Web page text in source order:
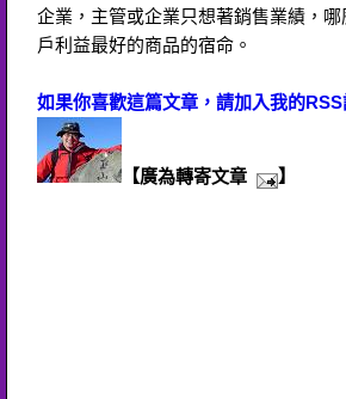
企業，主管或企業只想著銷售業績，
戶利益最好的商品的宿命。
如果你喜歡這篇文章，請加入我的RSS
【廣為轉寄文章 】